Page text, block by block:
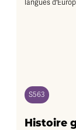
S563
Histoire